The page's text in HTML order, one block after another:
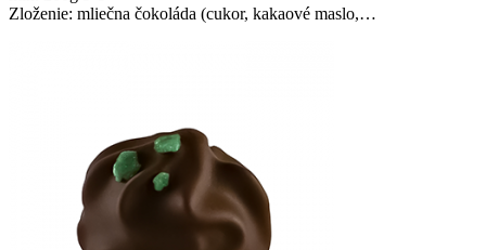
Zloženie: mliečna čokoláda (cukor, kakaové maslo,…